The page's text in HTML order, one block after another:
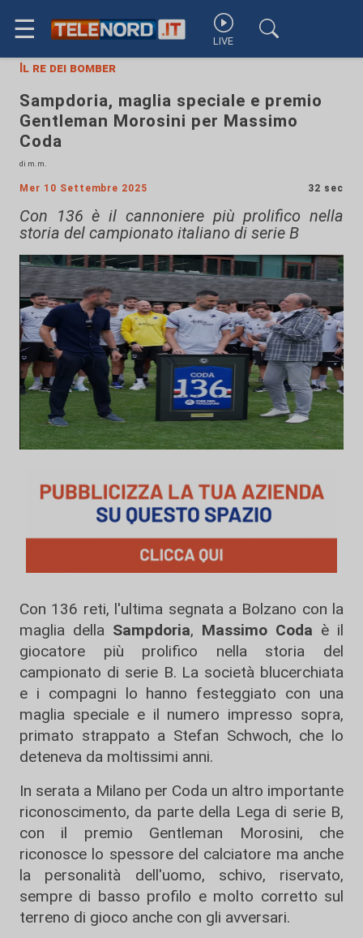
☰ LIVE
Il re dei bomber
Sampdoria, maglia speciale e premio
Gentleman Morosini per Massimo
Coda
di m.m.
Mer 10 Settembre 2025 32 sec
Con 136 è il cannoniere più prolifico nella
storia del campionato italiano di serie B
Con 136 reti, l'ultima segnata a Bolzano con la
maglia della Sampdoria, Massimo Coda è il
giocatore più prolifico nella storia del
campionato di serie B. La società blucerchiata
e i compagni lo hanno festeggiato con una
maglia speciale e il numero impresso sopra,
primato strappato a Stefan Schwoch, che lo
deteneva da moltissimi anni.
In serata a Milano per Coda un altro importante
riconoscimento, da parte della Lega di serie B,
con il premio Gentleman Morosini, che
riconosce lo spessore del calciatore ma anche
la personalità dell'uomo, schivo, riservato,
sempre di basso profilo e molto corretto sul
terreno di gioco anche con gli avversari.